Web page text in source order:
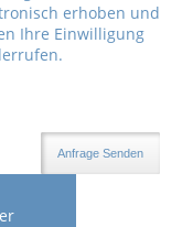
erhoben und
Ihre Einwilligung
Anfrage Senden